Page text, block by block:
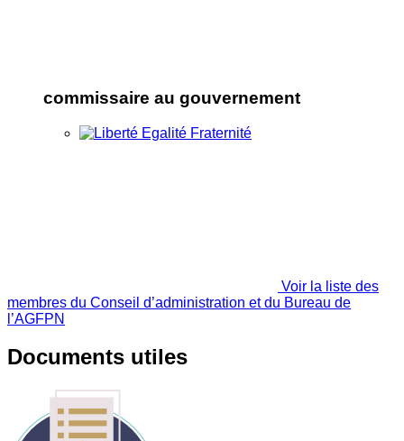
commissaire au gouvernement
Voir la liste des
membres du Conseil d’administration et du Bureau de
l’AGFPN
Documents utiles